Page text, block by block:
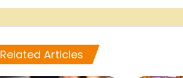
Related Articles